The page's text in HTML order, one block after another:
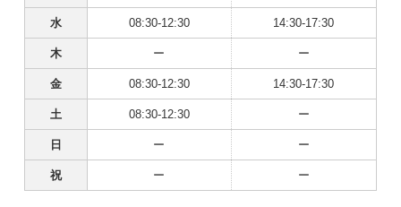
水 08:30-12:30 14:30-17:30
木 ー ー
金 08:30-12:30 14:30-17:30
土 08:30-12:30 ー
日 ー ー
祝 ー ー